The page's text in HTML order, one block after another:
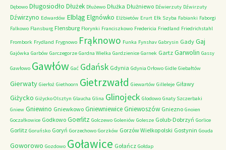
Dębowo Długosiodło Dłużek Dłużewo Dłużka Dłużniewo Dźwierzuty Dźwirzuty
Dźwirzyno Edwardów Elbląg Elgnówko Elżbietów Erurt Ełk Szyba Fabianki Faborgi
Falkowo Flansburg Flensburg Florynki Franciszkowo Fredericia Friedland Friedrichstahl
Frombork Frydland Frygnowo Frąknowo Funka Fynshav Gabrysin Gady Gaj
Gajówka Garbów Garczegorze Gardna Wielka Gardzienice Garnek Gartz Garwolin Gassy
Gawłowo Gawłów Gać Gdańsk Gdynia Gdynia Orłowo Gidle Giebałtów
Gierwaty Gierłoż Giethoorn Gietrzwałd Giewartów Gilleleje Giławy
Giżycko Giżycko Olsztyn Glaucha Glina Glinojeck Glodowo Gnaty Szczerbaki
Gniew Gniewino Gniewkowo GniewniewiceGniewoszów Gniezno Gnoien
Goczałkowice Godkowo Goerlitz Golczewo Goleniów Golesze Golub-Dobrzyń Gorlice
Gorlitz Goruńsko Goryń Gorzechowo Gorzków Gorzów Wielkopolski Gostynin Gouda
Goworowo Gozdowo Goławice Gołańcz Gołdap